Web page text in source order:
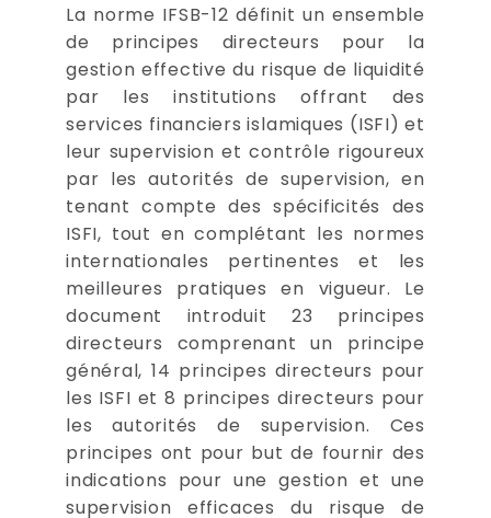
La norme IFSB-12 définit un ensemble
de principes directeurs pour la
gestion effective du risque de liquidité
par les institutions offrant des
services financiers islamiques (ISFI) et
leur supervision et contrôle rigoureux
par les autorités de supervision, en
tenant compte des spécificités des
ISFI, tout en complétant les normes
internationales pertinentes et les
meilleures pratiques en vigueur. Le
document introduit 23 principes
directeurs comprenant un principe
général, 14 principes directeurs pour
les ISFI et 8 principes directeurs pour
les autorités de supervision. Ces
principes ont pour but de fournir des
indications pour une gestion et une
supervision efficaces du risque de